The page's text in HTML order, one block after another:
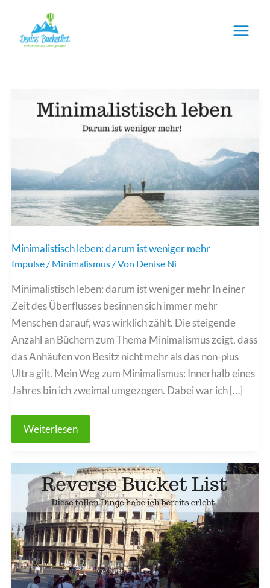
springen
Minimalistisch leben: darum ist weniger mehr
Impulse / Minimalismus / Von Denise Ni
Minimalistisch leben: darum ist weniger mehr In einer
Zeit des Überflusses besinnen sich immer mehr
Menschen darauf, was wirklich zählt. Die steigende
Anzahl an Büchern zum Thema Minimalismus zeigt, dass
das Anhäufen von Besitz nicht mehr als das non-plus
Ultra gilt. Mein Weg zum Minimalismus: Innerhalb eines
Jahres bin ich zweimal umgezogen. Dabei war ich […]
Minimalistisch
weniger
mehr
Weiterlesen